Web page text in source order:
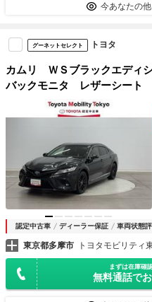
今あなたの
グーネットセレクト トヨタ
カムリ ＷＳブラックエディ
バックモニタ レザーシー
ズコントロール ＥＴＣ フ
ヤー接続可 ＤＶＤ再生 横
認定中古車 ディーラー保証 車両状態
東京都多摩市 トヨタモビリティ
まずは在庫確
無料通話で